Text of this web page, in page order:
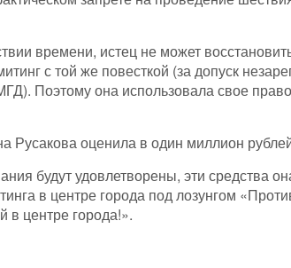
времени, истец не может
с той же повесткой (за допуск
Поэтому она использовала свое
Русакова оценила в один миллион
будут удовлетворены, эти средства
в центре города под лозунгом
в центре города!».